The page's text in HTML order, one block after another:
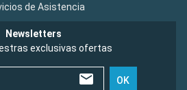
de Asistencia
Newsletters
exclusivas ofertas
OK